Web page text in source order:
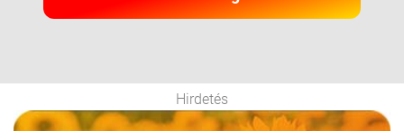
Hirdetés